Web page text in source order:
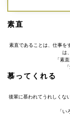
素直
素直であることは、仕事を
は
「素
慕ってくれる
後輩に慕われてうれしくな
「